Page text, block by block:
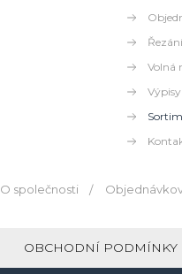
Volná
Výpisy
O společnosti
OBCHODNÍ PODMÍNKY